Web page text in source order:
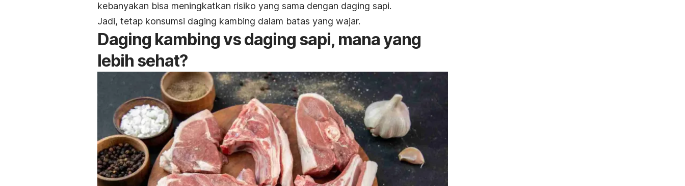
kebanyakan bisa meningkatkan risiko yang sama dengan daging sapi.
Jadi, tetap konsumsi daging kambing dalam batas yang wajar.
Daging kambing vs daging sapi, mana yang
lebih sehat?